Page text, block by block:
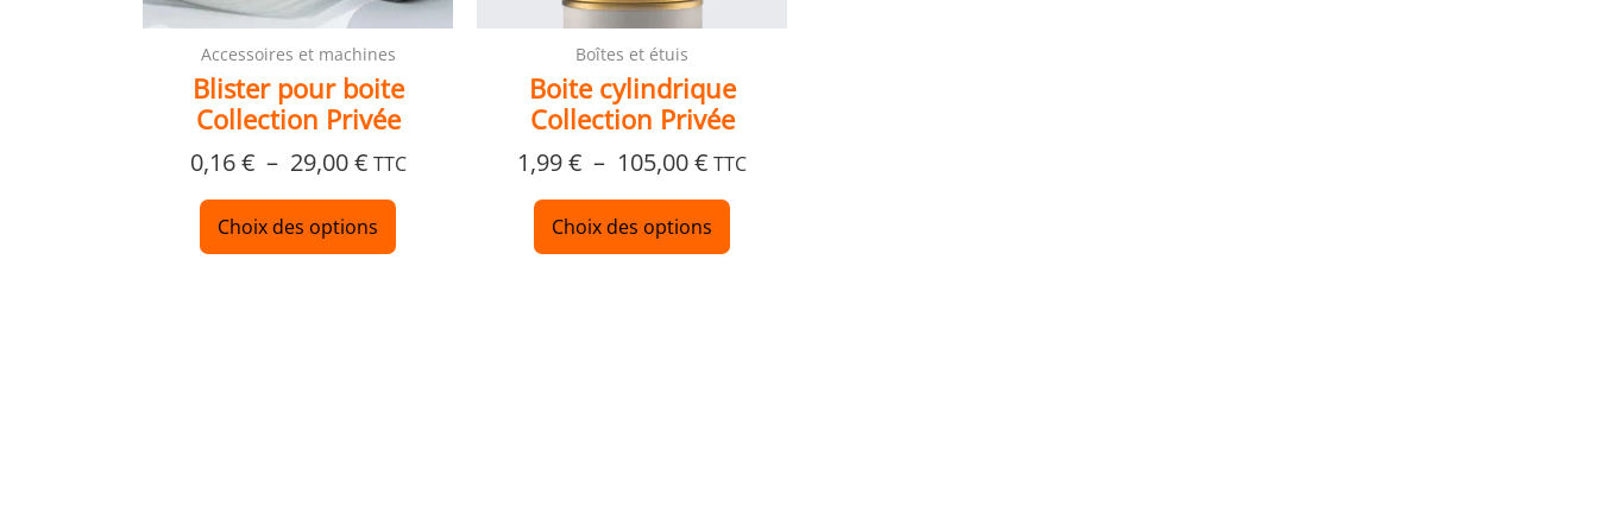
Accessoires et machines
Blister pour boite
Collection Privée
0,16€ – 29,00€ TTC
Choix des options
la
produit
Boîtes et étuis
Boite cylindrique
Collection Privée
1,99€ – 105,00€ TTC
Choix des options
produit